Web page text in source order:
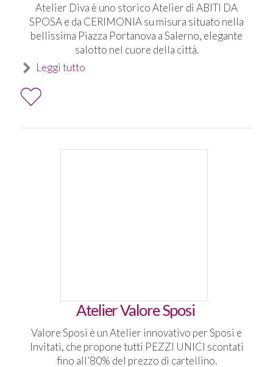
Atelier Diva è uno storico Atelier di ABITI DA
SPOSA e da CERIMONIA su misura situato nella
bellissima Piazza Portanova a Salerno, elegante
salotto nel cuore della città.
Leggi tutto
Atelier Valore Sposi
Valore Sposi è un Atelier innovativo per Sposi e
Invitati, che propone tutti PEZZI UNICI scontati
fino all’80% del prezzo di cartellino.